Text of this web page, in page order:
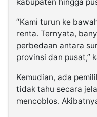
kabupaten hingga
“Kami turun ke
renta. Ternyata,
perbedaan antara
provinsi dan pusat,”
Kemudian, ada
tidak tahu secara
mencoblos.